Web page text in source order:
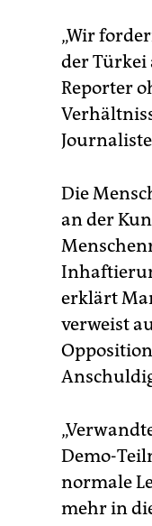
„Wir
der Türkei
Reporter
Die
an der
erklärt
verweist
Demo-
normale
mehr in